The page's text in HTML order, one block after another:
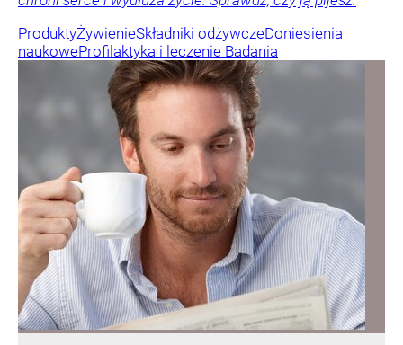
ProduktyŻywienieSkładniki odżywczeDoniesienia
naukoweProfilaktyka i leczenie Badania